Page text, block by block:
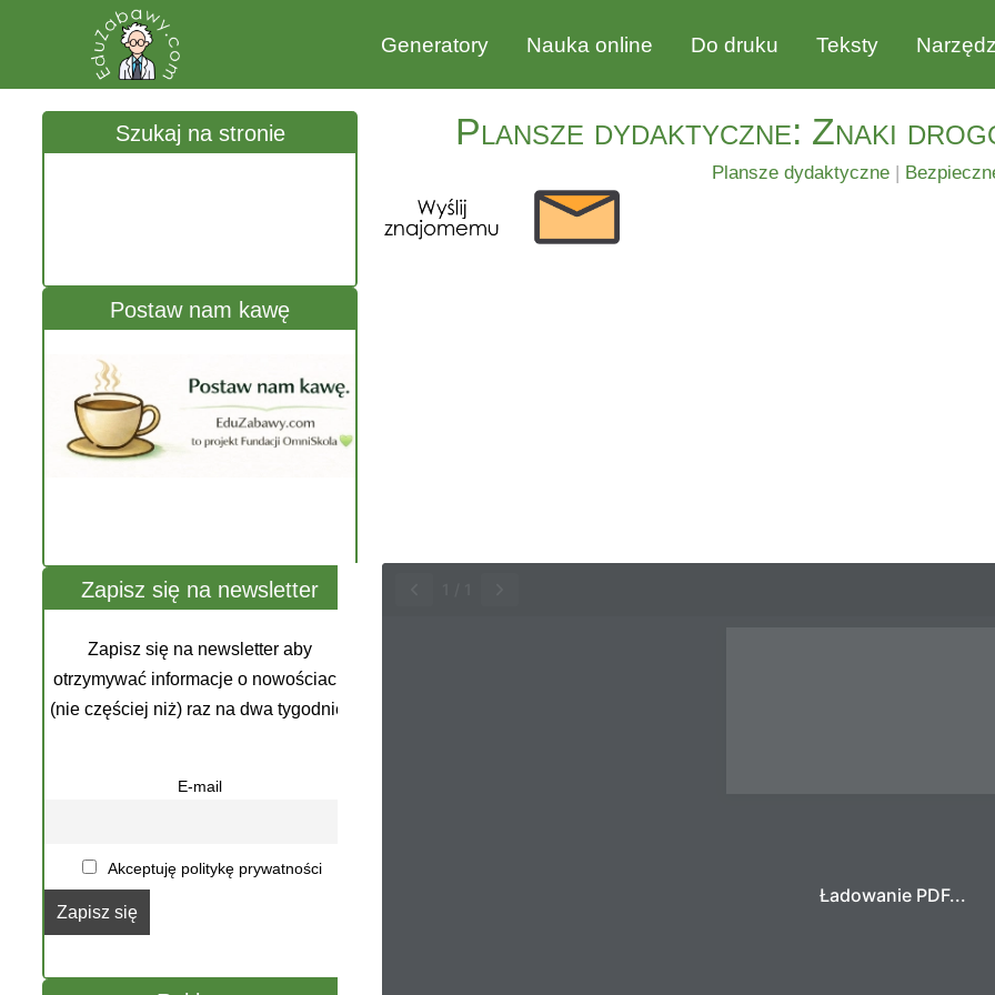
Generatory Nauka online Do druku Teksty
Szukaj na stronie
Postaw nam kawę
Zapisz się na newsletter
Zapisz się na newsletter aby
otrzymywać informacje o nowościach
(nie częściej niż) raz na dwa tygodnie.
E-mail
Akceptuję politykę prywatności
Plansze dydaktyczne: Znaki
Plansze dydaktyczne|
Ładowanie PDF...